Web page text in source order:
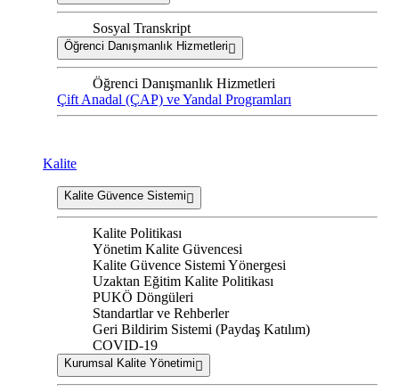
Sosyal Transkript
Öğrenci Danışmanlık Hizmetleri
Öğrenci Danışmanlık Hizmetleri
Çift Anadal (ÇAP) ve Yandal Programları
Kalite
Kalite Güvence Sistemi
Kalite Politikası
Yönetim Kalite Güvencesi
Kalite Güvence Sistemi Yönergesi
Uzaktan Eğitim Kalite Politikası
PUKÖ Döngüleri
Standartlar ve Rehberler
Geri Bildirim Sistemi (Paydaş Katılım)
COVID-19
Kurumsal Kalite Yönetimi